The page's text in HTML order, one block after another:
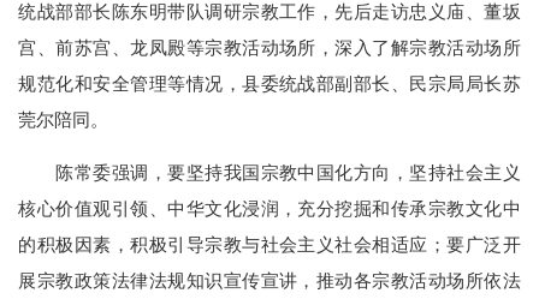
统战部部长陈东明带队调研宗教工作，先后走访忠义庙、董坂
宫、前苏宫、龙凤殿等宗教活动场所，深入了解宗教活动场所
规范化和安全管理等情况，县委统战部副部长、民宗局局长苏
莞尔陪同。
陈常委强调，要坚持我国宗教中国化方向，坚持社会主义
核心价值观引领、中华文化浸润，充分挖掘和传承宗教文化中
的积极因素，积极引导宗教与社会主义社会相适应；要广泛开
展宗教政策法律法规知识宣传宣讲，推动各宗教活动场所依法